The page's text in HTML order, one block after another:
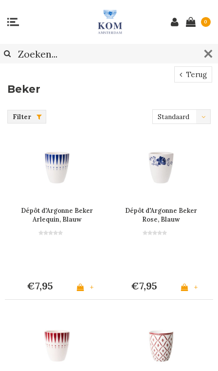
0
Terug
Beker
Filter Standaard
Dépôt d'Argonne Beker
Arlequin, Blauw
€7,95 +
Dépôt d'Argonne Beker
Rose, Blauw
€7,95 +